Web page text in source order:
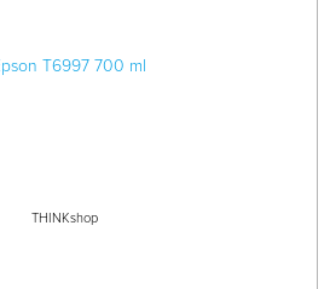
THINKshop